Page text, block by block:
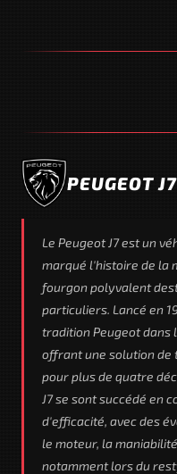
PEUGEOT J7
Le Peugeot J7 est un
marqué l'histoire de la
fourgon polyvalent
particuliers. Lancé en
tradition Peugeot dans
offrant une solution
pour plus de quatre
J7 se sont succédé en
d'efficacité, avec des
le moteur, la
notamment lors du